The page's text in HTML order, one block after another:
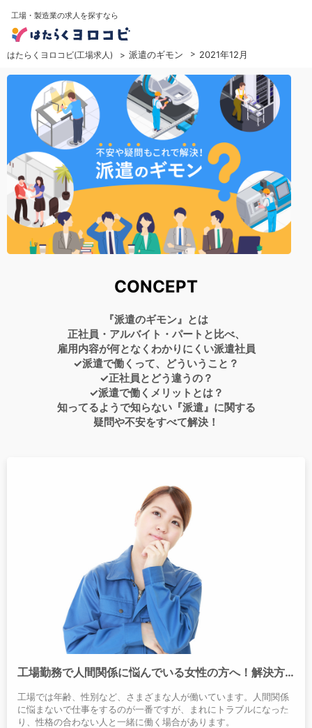
工場・製造業の求人を探すなら
はたらくヨロコビ(工場求人) 派遣のギモン 2021年12月
CONCEPT
『派遣のギモン』とは
正社員・アルバイト・パートと比べ、
雇用内容が何となくわかりにくい派遣社員
✓派遣で働くって、どういうこと？
✓正社員とどう違うの？
✓派遣で働くメリットとは？
知ってるようで知らない『派遣』に関する
疑問や不安をすべて解決！
工場勤務で人間関係に悩んでいる女性の方へ！解決方法をご紹介！
工場では年齢、性別など、さまざまな人が働いています。人間関係
に悩まないで仕事をするのが一番ですが、まれにトラブルになった
り、性格の合わない人と一緒に働く場合があります。